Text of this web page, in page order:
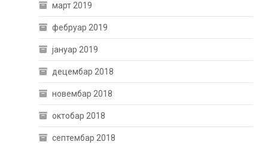
март 2019
фебруар 2019
јануар 2019
децембар 2018
новембар 2018
октобар 2018
септембар 2018